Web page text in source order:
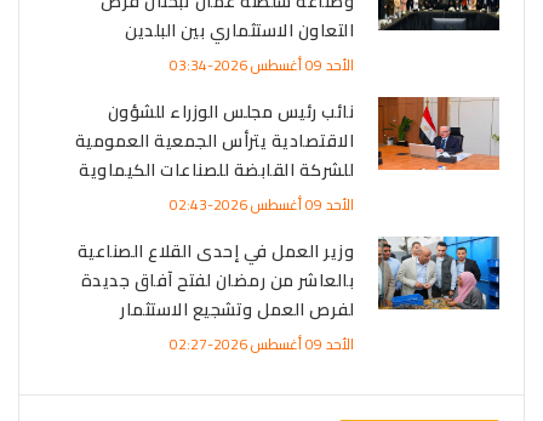
التعاون الاستثماري بين البلدين
الأحد 09 أغسطس 2026-03:34
نائب رئيس مجلس الوزراء للشؤون
الاقتصادية يترأس الجمعية العمومية
للشركة القابضة للصناعات الكيماوية
الأحد 09 أغسطس 2026-02:43
وزير العمل في إحدى القلاع الصناعية
بالعاشر من رمضان لفتح آفاق جديدة
لفرص العمل وتشجيع الاستثمار
الأحد 09 أغسطس 2026-02:27